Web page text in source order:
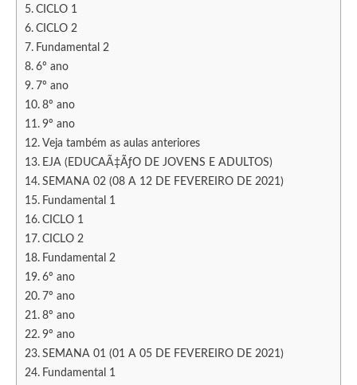
CICLO 1
CICLO 2
Fundamental 2
6º ano
7º ano
8º ano
9º ano
Veja também as aulas anteriores
EJA (EDUCAÃ‡ÃƒO DE JOVENS E ADULTOS)
SEMANA 02 (08 A 12 DE FEVEREIRO DE 2021)
Fundamental 1
CICLO 1
CICLO 2
Fundamental 2
6º ano
7º ano
8º ano
9º ano
SEMANA 01 (01 A 05 DE FEVEREIRO DE 2021)
Fundamental 1